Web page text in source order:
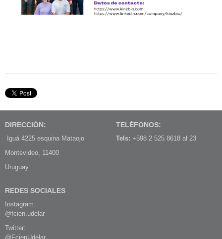
DIRECCIÓN:
Iguá 4225 esquina Mataojo
Montevideo, 11400
Uruguay
TELÉFONOS:
Tels: +598 2 525 8618 al 23
REDES SOCIALES
Instagram:
@fcien.udelar
Twitter:
@FcienUdelar